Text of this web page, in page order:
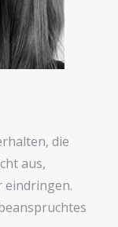
die
aus,
eindringen.